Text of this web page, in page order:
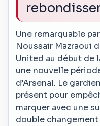
Une remarquable
Noussair Mazraoui
United au début de
une nouvelle
d’Arsenal. Le
présent pour
marquer avec une
double